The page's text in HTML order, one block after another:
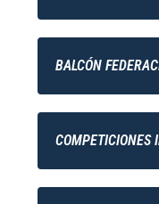
BALCÓN
COMPETICIONES